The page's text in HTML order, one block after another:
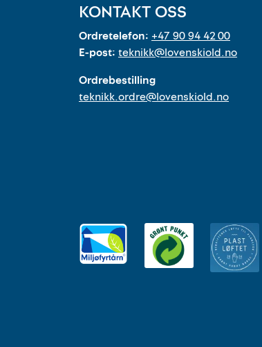
KONTAKT OSS
Ordretelefon: +47 90 94 42 00
E-post: teknikk@lovenskiold.no
Ordrebestilling
teknikk.ordre@lovenskiold.no